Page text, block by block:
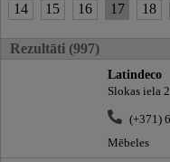
14
15 16 17 18
Rezultāti (997)
Latindeco
Slokas iela
(+371)
Mēbeles